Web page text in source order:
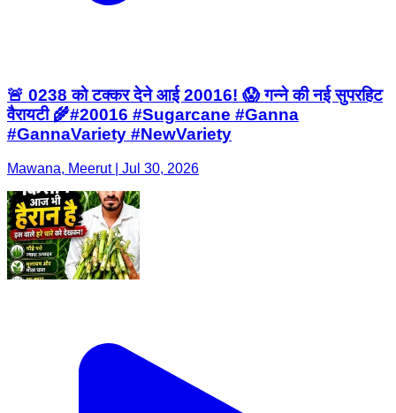
🚨 0238 को टक्कर देने आई 20016! 😱 गन्ने की नई सुपरहिट
वैरायटी 🌾#20016 #Sugarcane #Ganna
#GannaVariety #NewVariety
Mawana, Meerut | Jul 30, 2026